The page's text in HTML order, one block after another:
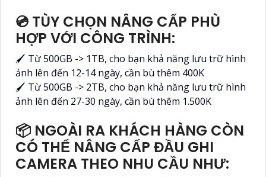
💿 TÙY CHỌN NÂNG CẤP PHÙ
HỢP VỚI CÔNG TRÌNH:
🖌 Từ 500GB -> 1TB, cho bạn khả năng lưu trữ hình
ảnh lên đến 12-14 ngày, cần bù thêm 400K
🖌 Từ 500GB -> 2TB, cho bạn khả năng lưu trữ hình
ảnh lên đến 27-30 ngày, cần bù thêm 1.500K
📦 NGOÀI RA KHÁCH HÀNG CÒN
CÓ THỂ NÂNG CẤP ĐẦU GHI
CAMERA THEO NHU CẦU NHƯ: